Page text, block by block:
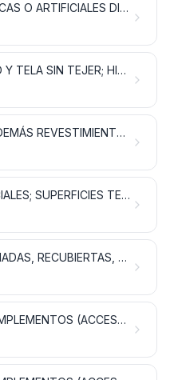
FIBRAS SINTÉTICAS O ARTIFICIALES DISCONTINUAS
GUATA, FIELTRO Y TELA SIN TEJER; HILADOS ESPECIALES; CORDELES, CUERDAS Y CORDAJES; ARTÍCULOS DE CORDELERÍA
ALFOMBRAS Y DEMÁS REVESTIMIENTOS PARA EL SUELO, DE MATERIA TEXTIL
TEJIDOS ESPECIALES; SUPERFICIES TEXTILES CON MECHÓN INSERTADO; ENCAJES; TAPICERÍA; PASAMANERÍA; BORDADOS
TELAS IMPREGNADAS, RECUBIERTAS, REVESTIDAS O ESTRATIFICADAS; ARTÍCULOS TÉCNICOS DE MATERIA TEXTIL
PRENDAS Y COMPLEMENTOS (ACCESORIOS), DE VESTIR, DE PUNTO